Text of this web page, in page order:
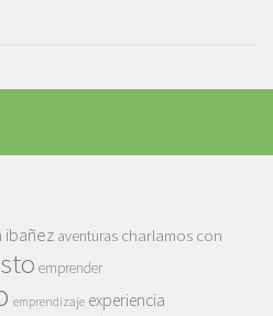
ibañez aventuras charlamos con
emprender
emprendizaje experiencia